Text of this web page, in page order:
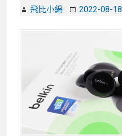
飛比小編 2022-08-18